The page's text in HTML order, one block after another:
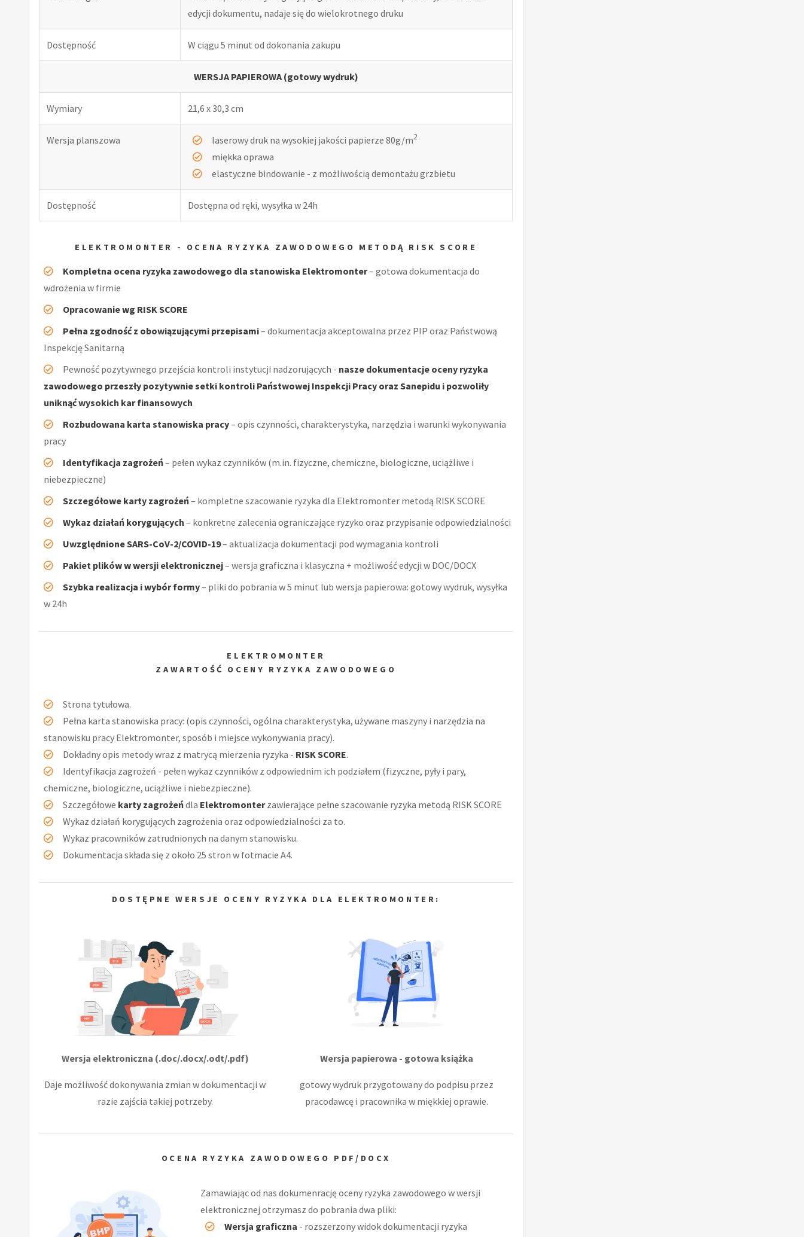
edycji dokumentu, nadaje się do wielokrotnego druku
Dostępność W ciągu 5 minut od dokonania zakupu
WERSJA PAPIEROWA (gotowy wydruk)
Wymiary 21,6 x 30,3 cm
Wersja planszowa laserowy druk na wysokiej jakości papierze 80g/m2
miękka oprawa
elastyczne bindowanie - z możliwością demontażu grzbietu
Dostępność Dostępna od ręki, wysyłka w 24h
ELEKTROMONTER - OCENA RYZYKA ZAWODOWEGO METODĄ RISK SCORE
Kompletna ocena ryzyka zawodowego dla stanowiska Elektromonter– gotowa dokumentacja do
wdrożenia w firmie
Opracowanie wg RISK SCORE
Pełna zgodność z obowiązującymi przepisami– dokumentacja akceptowalna przez PIP oraz Państwową
Inspekcję Sanitarną
Pewność pozytywnego przejścia kontroli instytucji nadzorujących - nasze dokumentacje oceny ryzyka
zawodowego przeszły pozytywnie setki kontroli Państwowej Inspekcji Pracy oraz Sanepidu i pozwoliły
uniknąć wysokich kar finansowych
Rozbudowana karta stanowiska pracy– opis czynności, charakterystyka, narzędzia i warunki wykonywania
pracy
Identyfikacja zagrożeń– pełen wykaz czynników (m.in. fizyczne, chemiczne, biologiczne, uciążliwe i
niebezpieczne)
Szczegółowe karty zagrożeń– kompletne szacowanie ryzyka dla Elektromonter metodą RISK SCORE
Wykaz działań korygujących – konkretne zalecenia ograniczające ryzyko oraz przypisanie odpowiedzialności
Uwzględnione SARS-CoV-2/COVID-19– aktualizacja dokumentacji pod wymagania kontroli
Pakiet plików w wersji elektronicznej– wersja graficzna i klasyczna + możliwość edycji w DOC/DOCX
Szybka realizacja i wybór formy– pliki do pobrania w 5 minut lub wersja papierowa: gotowy wydruk, wysyłka
w 24h
ELEKTROMONTER
ZAWARTOŚĆ OCENY RYZYKA ZAWODOWEGO
Strona tytułowa.
Pełna karta stanowiska pracy: (opis czynności, ogólna charakterystyka, używane maszyny i narzędzia na
stanowisku pracy Elektromonter, sposób i miejsce wykonywania pracy).
Dokładny opis metody wraz z matrycą mierzenia ryzyka - RISK SCORE.
Identyfikacja zagrożeń - pełen wykaz czynników z odpowiednim ich podziałem (fizyczne, pyły i pary,
chemiczne, biologiczne, uciążliwe i niebezpieczne).
Szczegółowe karty zagrożeńdla Elektromonterzawierające pełne szacowanie ryzyka metodą RISK SCORE
Wykaz działań korygujących zagrożenia oraz odpowiedzialności za to.
Wykaz pracowników zatrudnionych na danym stanowisku.
Dokumentacja składa się z około 25 stron w fotmacie A4.
DOSTĘPNE WERSJE OCENY RYZYKA DLA ELEKTROMONTER:
Wersja elektroniczna (.doc/.docx/.odt/.pdf)
Daje możliwość dokonywania zmian w dokumentacji w
razie zajścia takiej potrzeby.
Wersja papierowa - gotowa książka
gotowy wydruk przygotowany do podpisu przez
pracodawcę i pracownika w miękkiej oprawie.
OCENA RYZYKA ZAWODOWEGO PDF/DOCX
Zamawiając od nas dokumenrację oceny ryzyka zawodowego w wersji
elektronicznej otrzymasz do pobrania dwa pliki:
Wersja graficzna - rozszerzony widok dokumentacji ryzyka